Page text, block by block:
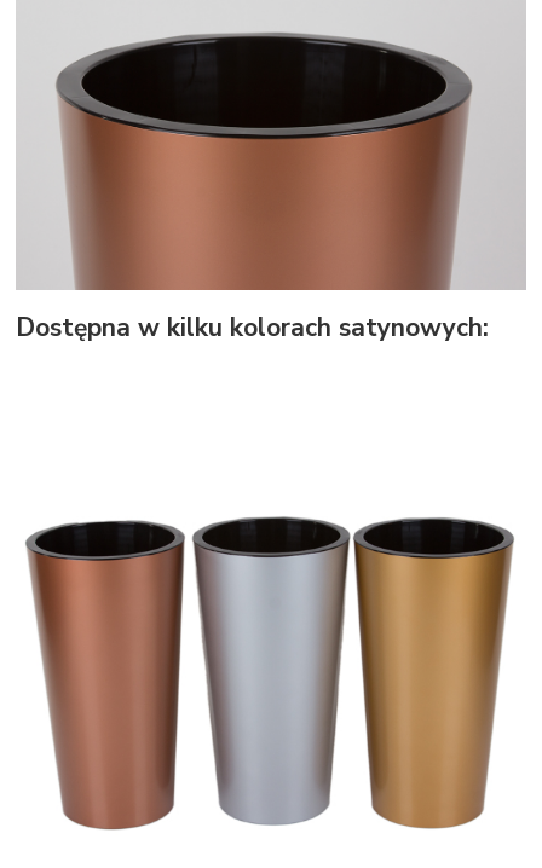
Dostępna w kilku kolorach satynowych: